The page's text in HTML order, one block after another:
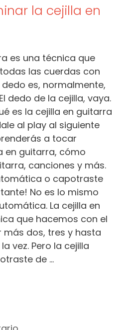
la cejilla en
es una técnica que
las cuerdas con
es, normalmente,
dedo de la cejilla, vaya.
es la cejilla en guitarra
al play al siguiente
a tocar
en guitarra, cómo
canciones y más.
o capotraste
No es lo mismo
La cejilla en
que hacemos con el
más dos, tres y hasta
vez. Pero la cejilla
de …